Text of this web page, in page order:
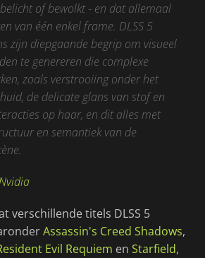
of bewolkt - en dat allemaal
van één enkel frame. DLSS 5
zijn diepgaande begrip om visueel
te genereren die complexe
zoals verstrooiing onder het
de delicate glans van stof en
op haar, en dit alles met
en semantiek van de
verschillende titels DLSS 5
Assassin's Creed Shadows,
Evil Requiem en Starfield,